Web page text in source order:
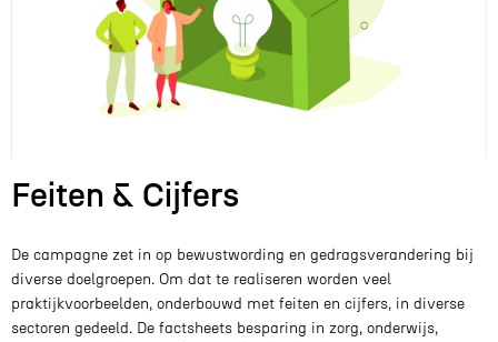
Feiten & Cijfers
De campagne zet in op bewustwording en gedragsverandering bij
diverse doelgroepen. Om dat te realiseren worden veel
praktijkvoorbeelden, onderbouwd met feiten en cijfers, in diverse
sectoren gedeeld. De factsheets besparing in zorg, onderwijs,